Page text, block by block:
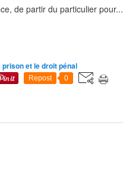
de partir du particulier pour...
et le droit pénal
Repost 0